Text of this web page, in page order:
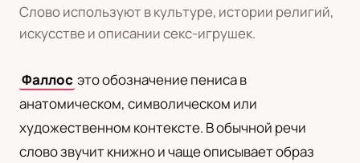
Ф
Ц Ш Э
Редакционная политика
Polski Русский
Слово используют в культуре, истории религий,
искусстве и описании секс-игрушек.
Фаллос это обозначение пениса в
анатомическом, символическом или
художественном контексте. В обычной речи
слово звучит книжно и чаще описывает образ